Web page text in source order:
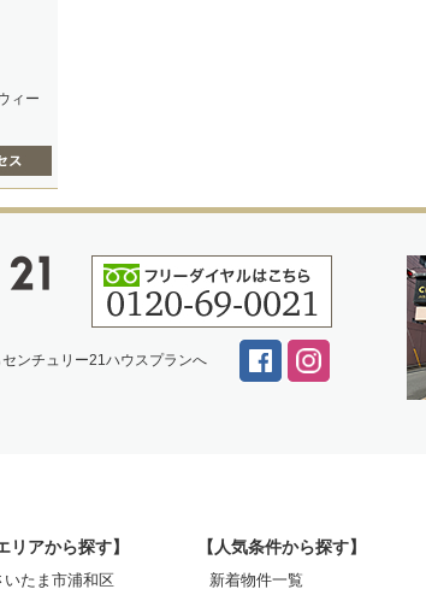
ィー
ンチュリー21ハウスプランへ
リアから探す】
いたま市浦和区
【人気条件から探す】
新着物件一覧